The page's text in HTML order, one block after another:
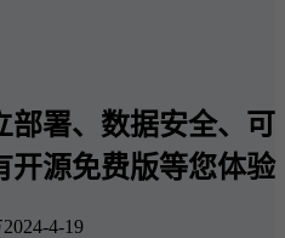
部署、数据安全、可
开源免费版等您体验
2024-4-19